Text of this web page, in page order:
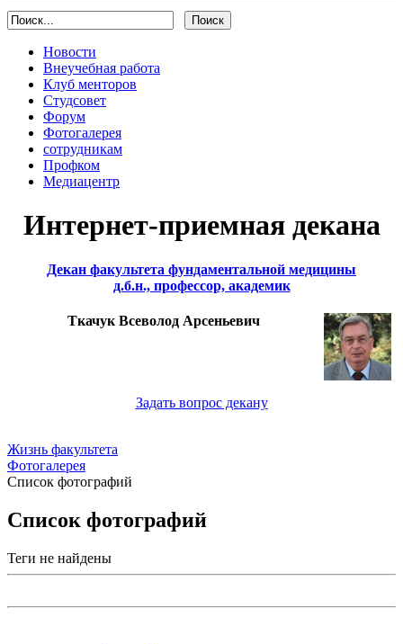
Новости
Внеучебная работа
Клуб менторов
Студсовет
Форум
Фотогалерея
сотрудникам
Профком
Медиацентр
Интернет-приемная декана
Декан факультета фундаментальной медицины
д.б.н., профессор, академик
Ткачук Всеволод Арсеньевич
Задать вопрос декану
Жизнь факультета
Фотогалерея
Список фотографий
Список фотографий
Теги не найдены